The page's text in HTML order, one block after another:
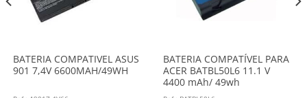
BATERIA COMPATIVEL ASUS
901 7,4V 6600MAH/49WH
BATERIA COMPATÍVEL PARA
ACER BATBL50L6 11.1 V
4400 mAh/ 49wh